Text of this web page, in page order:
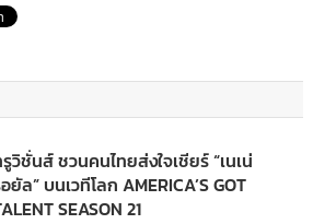
วิชั่นส์ ชวนคนไทยส่งใจเชียร์ “เนเน่
ยัล” บนเวทีโลก AMERICA’S GOT
SEASON 21